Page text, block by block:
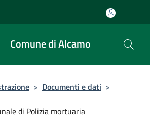
Comune di Alcamo
> Documenti e dati >
di Polizia mortuaria